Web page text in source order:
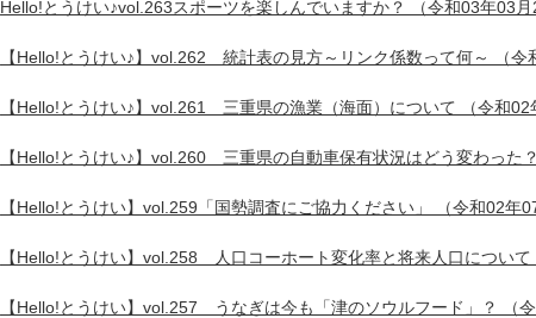
Hello!とうけい♪vol.263スポーツを楽しんでいますか？ （令和03年03月
【Hello!とうけい♪】vol.262 統計表の見方～リンク係数って何～ （令
【Hello!とうけい♪】vol.261 三重県の漁業（海面）について （令和02
【Hello!とうけい♪】vol.260 三重県の自動車保有状況はどう変わった？
【Hello!とうけい】vol.259「国勢調査にご協力ください」 （令和02年
【Hello!とうけい】vol.258 人口コーホート変化率と将来人口について
【Hello!とうけい】vol.257 うなぎは今も「津のソウルフード」？ （